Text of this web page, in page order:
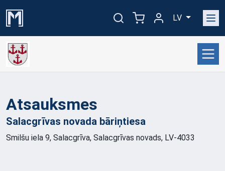
LV
Atsauksmes
Salacgrīvas novada bāriņtiesa
Smilšu iela 9, Salacgrīva, Salacgrīvas novads, LV-4033